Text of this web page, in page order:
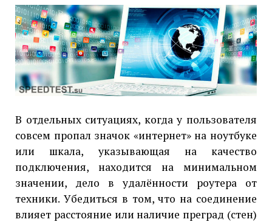
В отдельных ситуациях, когда у пользователя
совсем пропал значок «интернет» на ноутбуке
или шкала, указывающая на качество
подключения, находится на минимальном
значении, дело в удалённости роутера от
техники. Убедиться в том, что на соединение
влияет расстояние или наличие преград (стен)